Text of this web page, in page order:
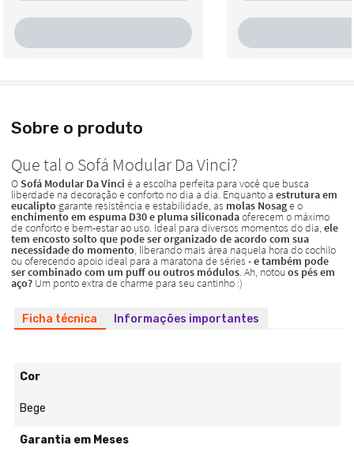
Sobre o produto
Ficha técnica Informações importantes
Cor
Bege
Garantia em Meses